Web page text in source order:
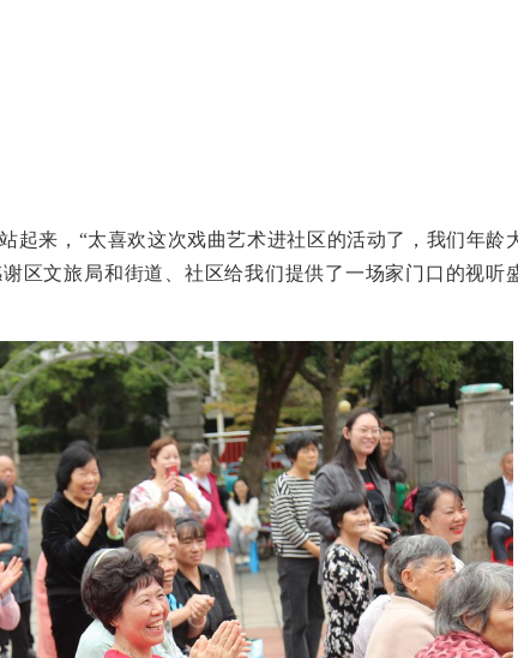
起来，“太喜欢这次戏曲艺术进社区的活动了，我们年龄
区文旅局和街道、社区给我们提供了一场家门口的视听